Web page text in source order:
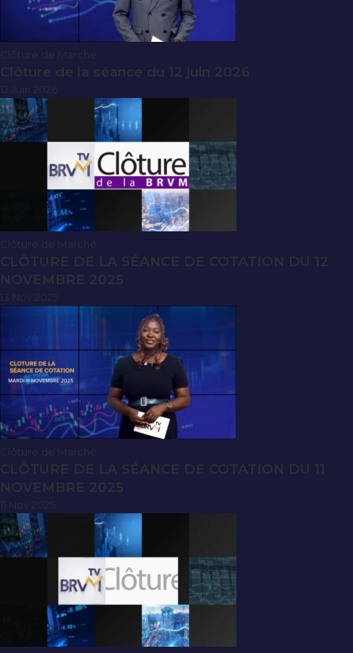
Clôture de la séance du 12 juin 2026
CLÔTURE DE LA SÉANCE DE COTATION DU 12
NOVEMBRE 2025
CLÔTURE DE LA SÉANCE DE COTATION DU 11
NOVEMBRE 2025